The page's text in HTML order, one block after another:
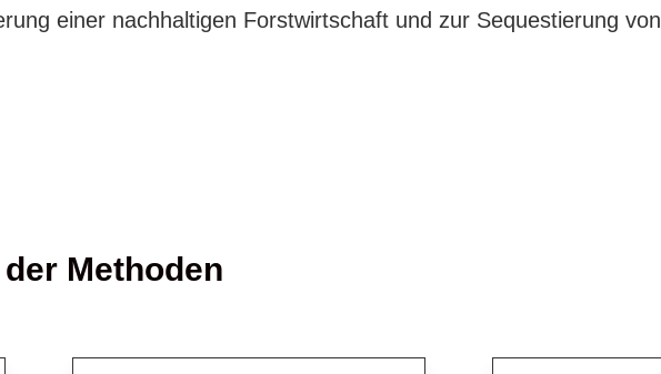
einer nachhaltigen Forstwirtschaft und zur Sequestierung von
Methoden